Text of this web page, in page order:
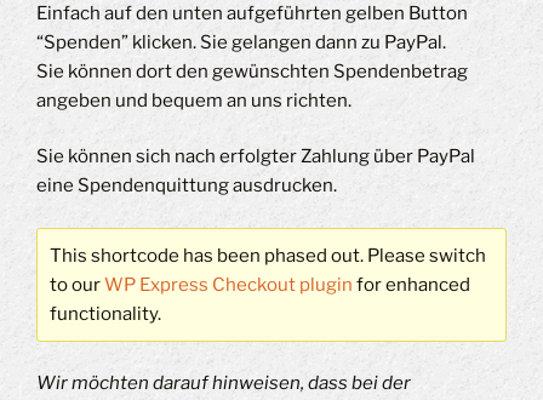
Einfach auf den unten aufgeführten gelben Button
“Spenden” klicken. Sie gelangen dann zu PayPal.
Sie können dort den gewünschten Spendenbetrag
angeben und bequem an uns richten.
Sie können sich nach erfolgter Zahlung über PayPal
eine Spendenquittung ausdrucken.
This shortcode has been phased out. Please switch
to ourWP Express Checkout plugin for enhanced
functionality.
Wir möchten darauf hinweisen, dass bei der